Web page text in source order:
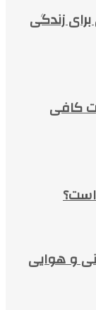
زندگی
کافی
است؟
و هوایی